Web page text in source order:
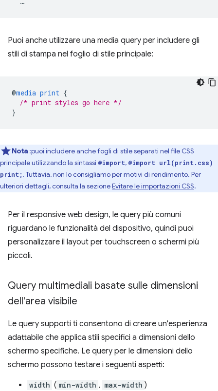
Puoi anche utilizzare una media query per includere gli
stili di stampa nel foglio di stile principale:
@media print {
/* print styles go here */
}
Nota :puoi includere anche fogli di stile separati nel file CSS
principale utilizzando la sintassi @import, @import url(print.css)
print;. Tuttavia, non lo consigliamo per motivi di rendimento. Per
ulteriori dettagli, consulta la sezioneEvitare le importazioni CSS.
Per il responsive web design, le query più comuni
riguardano le funzionalità del dispositivo, quindi puoi
personalizzare il layout per touchscreen o schermi più
piccoli.
Query multimediali basate sulle dimensioni
dell'area visibile
Le query supporti ti consentono di creare un'esperienza
adattabile che applica stili specifici a dimensioni dello
schermo specifiche. Le query per le dimensioni dello
schermo possono testare i seguenti aspetti:
width ( min-width , max-width )